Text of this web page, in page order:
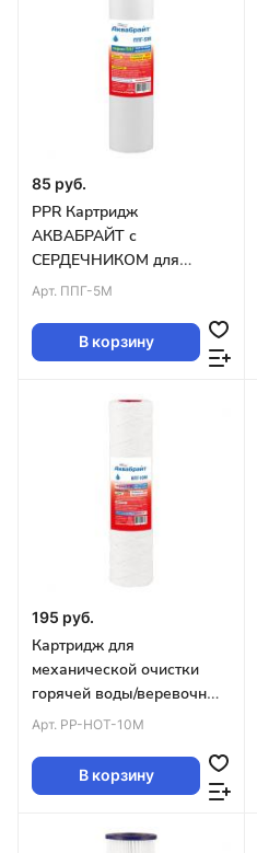
85 руб.
PPR Картридж
АКВАБРАЙТ с
СЕРДЕЧНИКОМ для
мех.оч. гор.воды 5
Арт. ППГ-5М
В корзину
195 руб.
Картридж для
механической очистки
горячей воды/веревочный
10 мкр.SLIM 10 (упак. 50
Арт. PP-HOT-10M
В корзину